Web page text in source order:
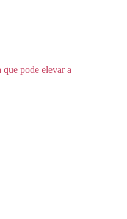
que pode elevar a